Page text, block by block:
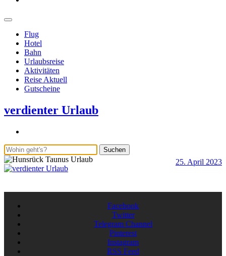
Flug
Hotel
Bahn
Urlaubsreise
Aktivitäten
Reise Aktuell
Gutscheine
verdienter Urlaub
Suchen
25. April 2023
Facebook
Twitter
Telegram Channel
Pinterest
Instagram
RSS Feed